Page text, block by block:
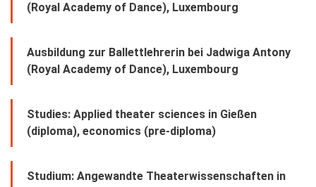
(Royal Academy of Dance), Luxembourg
Ausbildung zur Ballettlehrerin bei Jadwiga Antony
(Royal Academy of Dance), Luxembourg
Studies: Applied theater sciences in Gießen
(diploma), economics (pre-diploma)
Studium: Angewandte Theaterwissenschaften in